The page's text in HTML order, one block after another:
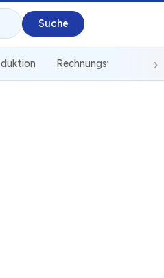
Rechnungswesen